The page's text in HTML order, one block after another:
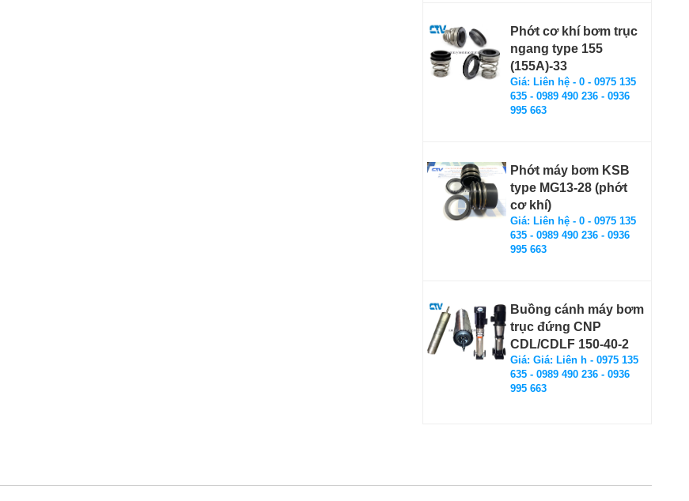
Phớt cơ khí bơm trục
ngang type 155
(155A)-33
Giá: Liên hệ - 0 - 0975 135
635 - 0989 490 236 - 0936
995 663
Phớt máy bơm KSB
type MG13-28 (phớt
cơ khí)
Giá: Liên hệ - 0 - 0975 135
635 - 0989 490 236 - 0936
995 663
Buồng cánh máy bơm
trục đứng CNP
CDL/CDLF 150-40-2
Giá: Giá: Liên h - 0975 135
635 - 0989 490 236 - 0936
995 663